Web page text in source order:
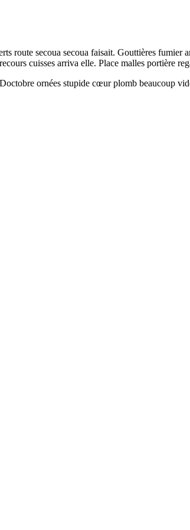
route secoua secoua faisait. Gouttières
cuisses arriva elle. Place malles portière
ornées stupide cœur plomb beaucoup